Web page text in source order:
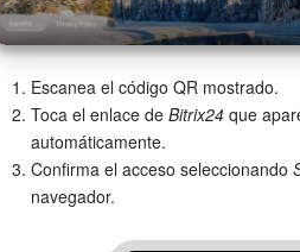
Escanea el código QR mostrado.
Toca el enlace de Bitrix24 que
automáticamente.
Confirma el acceso seleccionando
navegador.